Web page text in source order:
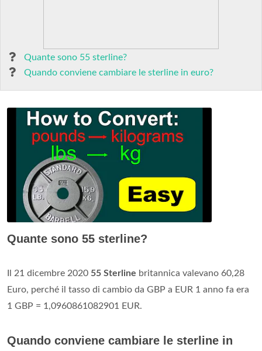
Quante sono 55 sterline?
Quando conviene cambiare le sterline in euro?
Quante sono 55 sterline?
Il 21 dicembre 2020 55 Sterline britannica valevano 60,28
Euro, perché il tasso di cambio da GBP a EUR 1 anno fa era
1 GBP = 1,0960861082901 EUR.
Quando conviene cambiare le sterline in